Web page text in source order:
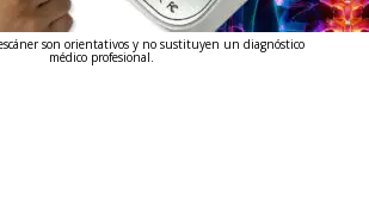
son orientativos y no sustituyen un diagnóstico
médico profesional.